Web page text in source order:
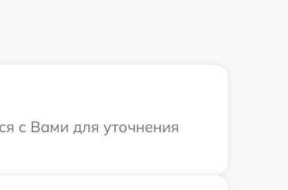
с Вами для уточнения